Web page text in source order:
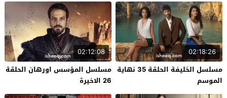
02:18:26
مسلسل الخليفة الحلقة 35 نهاية
الموسم
02:12:08
مسلسل المؤسس اورهان الحلقة
26 الاخيرة